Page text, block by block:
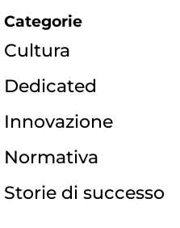
Categorie
Cultura
Dedicated
Innovazione
Normativa
Storie di successo